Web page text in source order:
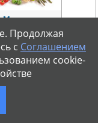
Монтиньяка
система
Нормализация
Надолго.
Продолжая
с Соглашением
cookie-